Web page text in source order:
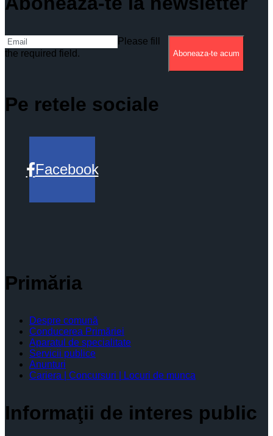
Please fill
the required field.
Aboneaza-te acum
Pe retele sociale
Facebook
Primăria
Despre comună
Conducerea Primăriei
Aparatul de specialitate
Servicii publice
Anunturi
Cariera | Concursuri | Locuri de munca
Informaţii de interes public